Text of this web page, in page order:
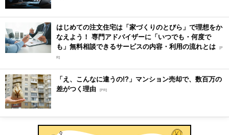
はじめての注文住宅は「家づくりのとびら」で理想をか
なえよう！ 専門アドバイザーに「いつでも・何度で
も」無料相談できるサービスの内容・利用の流れとは [P
R]
「え、こんなに違うの!?」マンション売却で、数百万の
差がつく理由 [PR]